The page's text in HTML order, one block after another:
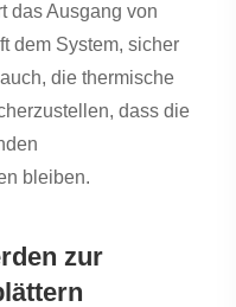
das Ausgang von
dem System, sicher
die thermische
dass die
bleiben.
zur